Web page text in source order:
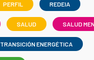
PERFIL REDEIA
SALUD SALUD
TRANSICIÓN ENERGÉTICA